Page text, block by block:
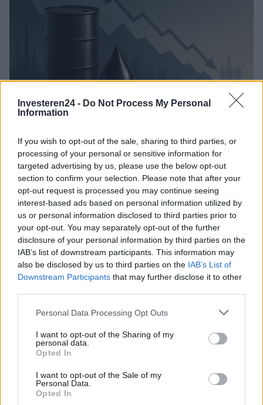
Investeren24 - Do Not Process My Personal
Information
If you wish to opt-out of the sale, sharing to third parties, or
processing of your personal or sensitive information for
targeted advertising by us, please use the below opt-out
section to confirm your selection. Please note that after your
opt-out request is processed you may continue seeing
interest-based ads based on personal information utilized by
us or personal information disclosed to third parties prior to
your opt-out. You may separately opt-out of the further
disclosure of your personal information by third parties on the
IAB’s list of downstream participants. This information may
also be disclosed by us to third parties on the IAB’s List of
Downstream Participants that may further disclose it to other
Please note that this website/app uses one or more Google
not limited to your visit or usage behaviour. You may click to
grant or deny consent to Google and its third-party tags to
use your data for below specified purposes in below Google
consent section.
Personal Data Processing Opt Outs
I want to opt-out of the Sharing of my
personal data.
Opted In
I want to opt-out of the Sale of my
Personal Data.
Opted In
grondstoffenprijzen
Sanne De Vries · 7 aug 2026
NEWS
Brentolie daalt naar 88.9 dollar: grondstoffen onder druk
Sanne De Vries · 6 aug 2026
NEWS